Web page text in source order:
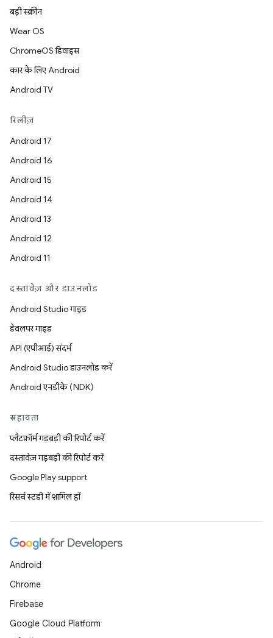
बड़ी स्क्रीन
Wear OS
ChromeOS डिवाइस
कार के लिए Android
Android TV
रिलीज़
Android 17
Android 16
Android 15
Android 14
Android 13
Android 12
Android 11
दस्तावेज़ और डाउनलोड
Android Studio गाइड
डेवलपर गाइड
API (एपीआई) संदर्भ
Android Studio डाउनलोड करें
Android एनडीके (NDK)
सहायता
प्लैटफ़ॉर्म गड़बड़ी की रिपोर्ट करें
दस्तावेज़ गड़बड़ी की रिपोर्ट करें
Google Play support
रिसर्च स्टडी में शामिल हों
Android
Chrome
Firebase
Google Cloud Platform